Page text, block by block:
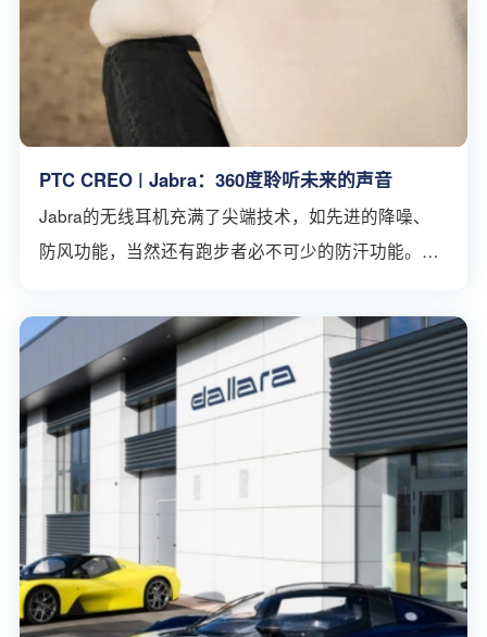
PTC CREO | Jabra：360度聆听未来的声音
Jabra的无线耳机充满了尖端技术，如先进的降噪、
防风功能，当然还有跑步者必不可少的防汗功能。他
是空间3D音频技术：这意味着用户听到的声音不再
仅仅是左或右，他们可以获得被音频360度环绕的体
验。在位于哥本哈根的Jabra声音实验室，许多产品
的测试都在进行当中，其中包括两个消声室，可以完
全抵消外界声音，提供完全受控的音频环境。